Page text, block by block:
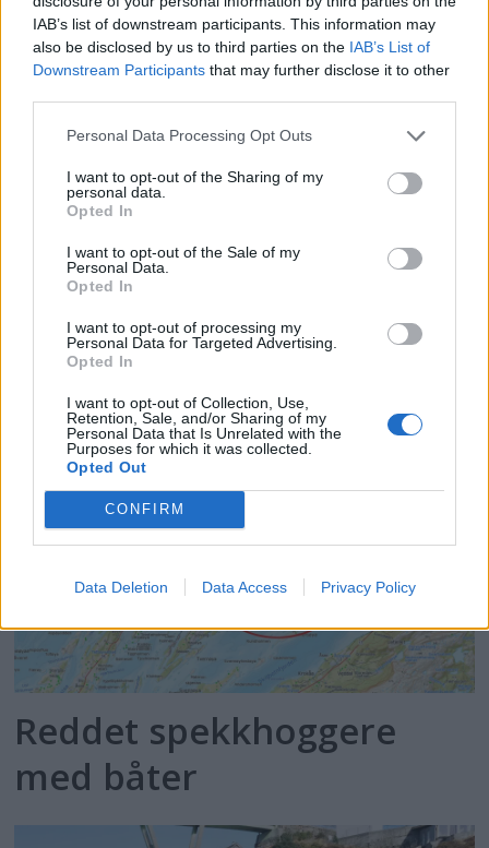
IAB’s list of downstream participants. This information may
also be disclosed by us to third parties on the IAB’s List of
Downstream Participants that may further disclose it to other
Personal Data Processing Opt Outs
I want to opt-out of the Sharing of my
personal data.
Opted In
I want to opt-out of the Sale of my
Personal Data.
Opted In
I want to opt-out of processing my
Personal Data for Targeted Advertising.
Opted In
I want to opt-out of Collection, Use,
Retention, Sale, and/or Sharing of my
Personal Data that Is Unrelated with the
Purposes for which it was collected.
Opted Out
CONFIRM
Data Deletion Data Access Privacy Policy
PLUS
Nær én million
fritidsbåter i Norge
Reddet spekkhoggere
med båter